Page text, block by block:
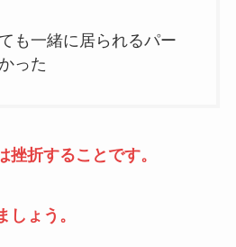
も一緒に居られるパー
った
挫折することです。
しょう。